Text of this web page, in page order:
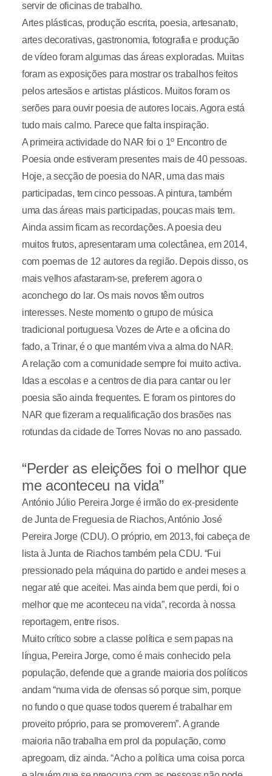
servir de oficinas de trabalho.
Artes plásticas, produção escrita, poesia, artesanato,
artes decorativas, gastronomia, fotografia e produção
de vídeo foram algumas das áreas exploradas. Muitas
foram as exposições para mostrar os trabalhos feitos
pelos artesãos e artistas plásticos. Muitos foram os
serões para ouvir poesia de autores locais. Agora está
tudo mais calmo. Parece que falta inspiração.
A primeira actividade do NAR foi o 1º Encontro de
Poesia onde estiveram presentes mais de 40 pessoas.
Hoje, a secção de poesia do NAR, uma das mais
participadas, tem cinco pessoas. A pintura, também
uma das áreas mais participadas, poucas mais tem.
Ainda assim ficam as recordações. A poesia deu
muitos frutos, apresentaram uma colectânea, em 2014,
com poemas de 12 autores da região. Depois disso, os
mais velhos afastaram-se, preferem agora o
aconchego do lar. Os mais novos têm outros
interesses. Neste momento o grupo de música
tradicional portuguesa Vozes de Arte e a oficina do
fado, a Trinar, é o que mantém viva a alma do NAR.
A relação com a comunidade sempre foi muito activa.
Idas a escolas e a centros de dia para cantar ou ler
poesia são ainda frequentes. E foram os pintores do
NAR que fizeram a requalificação dos brasões nas
rotundas da cidade de Torres Novas no ano passado.
“Perder as eleições foi o melhor que
me aconteceu na vida”
António Júlio Pereira Jorge é irmão do ex-presidente
de Junta de Freguesia de Riachos, António José
Pereira Jorge (CDU). O próprio, em 2013, foi cabeça de
lista à Junta de Riachos também pela CDU. “Fui
pressionado pela máquina do partido e andei meses a
negar até que aceitei. Mas ainda bem que perdi, foi o
melhor que me aconteceu na vida”, recorda à nossa
reportagem, entre risos.
Muito crítico sobre a classe política e sem papas na
língua, Pereira Jorge, como é mais conhecido pela
população, defende que a grande maioria dos políticos
andam “numa vida de ofensas só porque sim, porque
no fundo o que quase todos querem é trabalhar em
proveito próprio, para se promoverem”. A grande
maioria não trabalha em prol da população, como
apregoam, diz ainda. “Acho a política uma coisa porca